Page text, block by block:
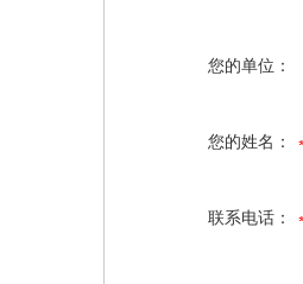
您的单位：
您的姓名：
联系电话：